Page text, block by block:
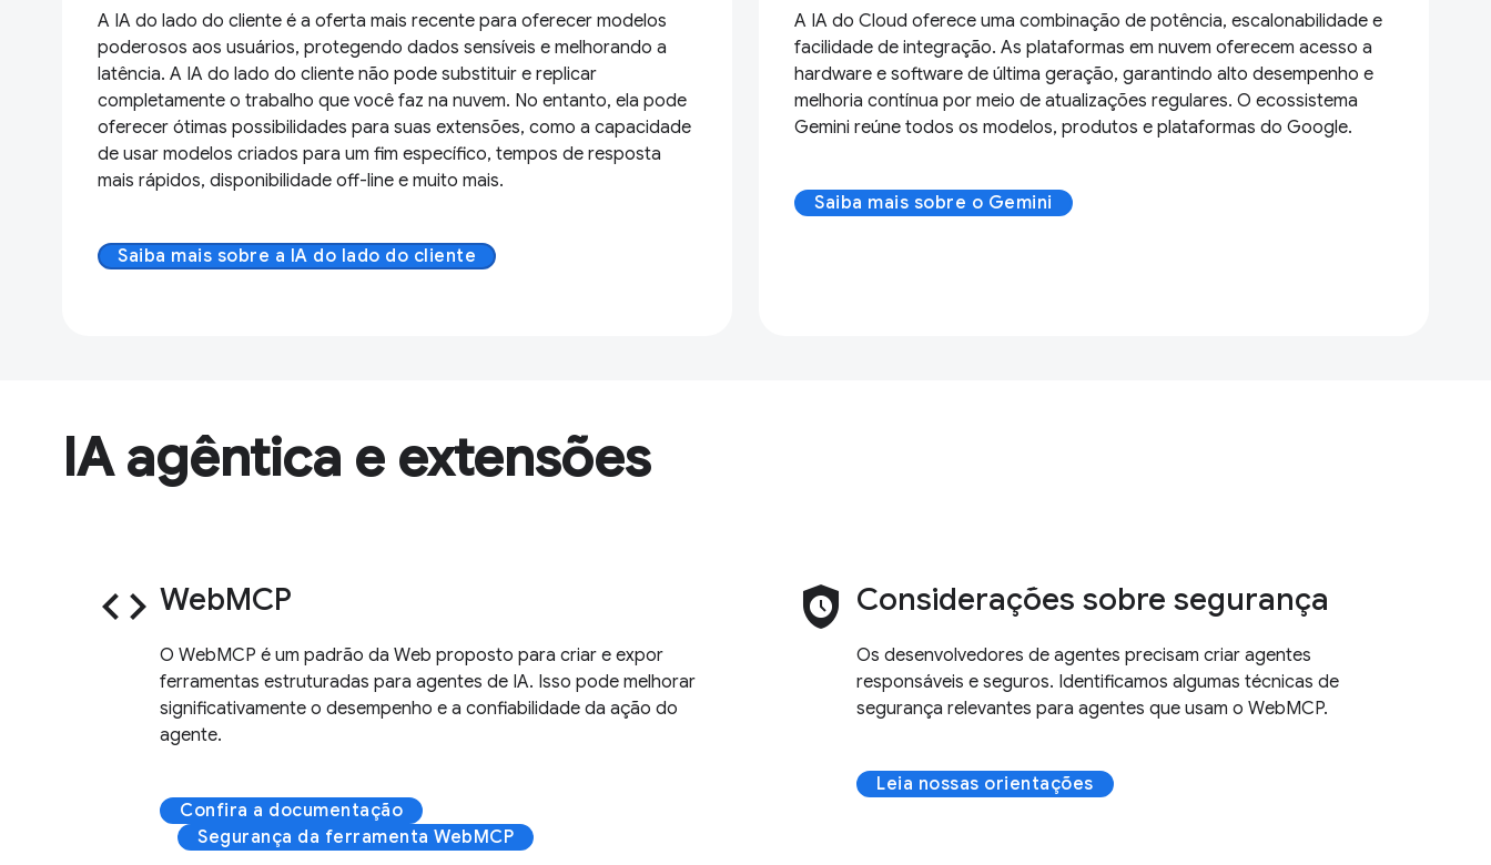
A IA do lado do cliente é a oferta mais recente para oferecer modelos
poderosos aos usuários, protegendo dados sensíveis e melhorando a
latência. A IA do lado do cliente não pode substituir e replicar
completamente o trabalho que você faz na nuvem. No entanto, ela pode
oferecer ótimas possibilidades para suas extensões, como a capacidade
de usar modelos criados para um fim específico, tempos de resposta
mais rápidos, disponibilidade off-line e muito mais.
Saiba mais sobre a IA do lado do cliente
A IA do Cloud oferece uma combinação de potência, escalonabilidade e
facilidade de integração. As plataformas em nuvem oferecem acesso a
hardware e software de última geração, garantindo alto desempenho e
melhoria contínua por meio de atualizações regulares. O ecossistema
Gemini reúne todos os modelos, produtos e plataformas do Google.
Saiba mais sobre o Gemini
IA agêntica e extensões
code WebMCP
O WebMCP é um padrão da Web proposto para criar e expor
ferramentas estruturadas para agentes de IA. Isso pode melhorar
significativamente o desempenho e a confiabilidade da ação do
agente.
Confira a documentação
Segurança da ferramenta WebMCP
safety_check Considerações sobre segurança
Os desenvolvedores de agentes precisam criar agentes
responsáveis e seguros. Identificamos algumas técnicas de
segurança relevantes para agentes que usam o WebMCP.
Leia nossas orientações